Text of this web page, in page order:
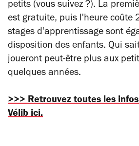
petits (vous suivez ?). La
est gratuite, puis l'heure coûte
stages d'apprentissage sont
disposition des enfants. Qui
joueront peut-être plus aux
quelques années.
>>> Retrouvez toutes les
Vélib ici.